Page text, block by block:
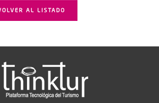
AL LISTADO